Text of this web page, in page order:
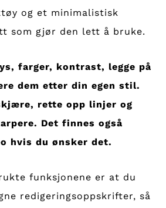
og et minimalistisk
som gjør den lett å bruke.
farger, kontrast, legge på
dem etter din egen stil.
rette opp linjer og
Det finnes også
hvis du ønsker det.
funksjonene er at du
redigeringsoppskrifter, så